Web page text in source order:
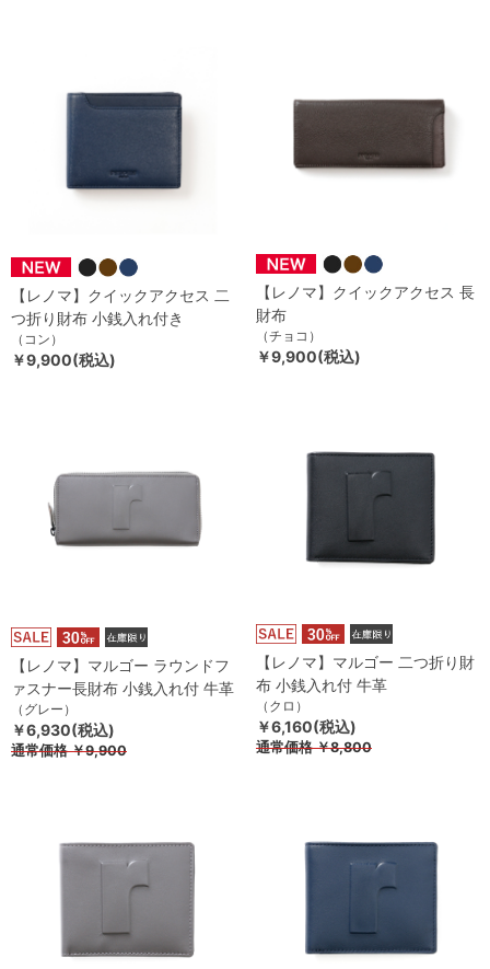
【レノマ】クイックアクセス 二
つ折り財布 小銭入れ付き
（コン）
￥9,900(税込)
【レノマ】クイックアクセス 長
財布
（チョコ）
￥9,900(税込)
【レノマ】マルゴー ラウンドフ
ァスナー長財布 小銭入れ付 牛革
（グレー）
￥6,930(税込)
通常価格￥9,900
【レノマ】マルゴー 二つ折り財
布 小銭入れ付 牛革
（クロ）
￥6,160(税込)
通常価格￥8,800